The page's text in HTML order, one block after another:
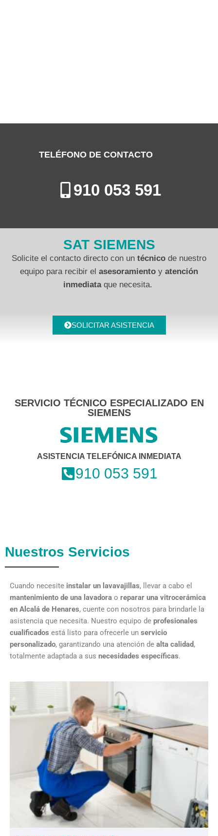
TELÉFONO DE CONTACTO
910 053 591
SAT SIEMENS
Solicite el contacto directo con un técnico de nuestro
equipo para recibir el asesoramiento y atención
inmediataque necesita.
SOLICITAR ASISTENCIA
SERVICIO TÉCNICO ESPECIALIZADO EN
SIEMENS
ASISTENCIA TELEFÓNICA INMEDIATA
910 053 591
Nuestros Servicios
Cuando necesite instalar un lavavajillas, llevar a cabo el
mantenimiento de una lavadora o reparar una vitrocerámica
en Alcalá de Henares, cuente con nosotros para brindarle la
asistencia que necesita. Nuestro equipo de profesionales
cualificados está listo para ofrecerle un servicio
personalizado, garantizando una atención de alta calidad,
totalmente adaptada a sus necesidades específicas.